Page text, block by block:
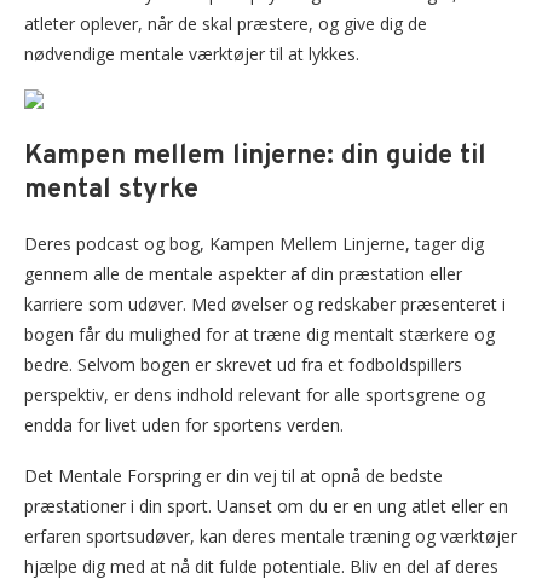
atleter oplever, når de skal præstere, og give dig de
nødvendige mentale værktøjer til at lykkes.
Kampen mellem linjerne: din guide til
mental styrke
Deres podcast og bog, Kampen Mellem Linjerne, tager dig
gennem alle de mentale aspekter af din præstation eller
karriere som udøver. Med øvelser og redskaber præsenteret i
bogen får du mulighed for at træne dig mentalt stærkere og
bedre. Selvom bogen er skrevet ud fra et fodboldspillers
perspektiv, er dens indhold relevant for alle sportsgrene og
endda for livet uden for sportens verden.
Det Mentale Forspring er din vej til at opnå de bedste
præstationer i din sport. Uanset om du er en ung atlet eller en
erfaren sportsudøver, kan deres mentale træning og værktøjer
hjælpe dig med at nå dit fulde potentiale. Bliv en del af deres